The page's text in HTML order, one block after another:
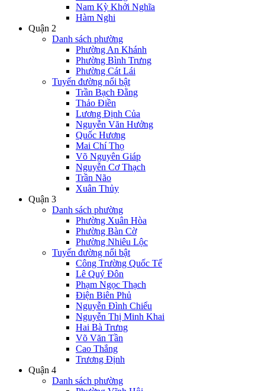
Nam Kỳ Khởi Nghĩa
Hàm Nghi
Quận 2
Danh sách phường
Phường An Khánh
Phường Bình Trưng
Phường Cát Lái
Tuyến đường nổi bật
Trần Bạch Đằng
Thảo Điền
Lương Định Của
Nguyễn Văn Hưởng
Quốc Hương
Mai Chí Thọ
Võ Nguyên Giáp
Nguyễn Cơ Thạch
Trần Não
Xuân Thủy
Quận 3
Danh sách phường
Phường Xuân Hòa
Phường Bàn Cờ
Phường Nhiêu Lộc
Tuyến đường nổi bật
Công Trường Quốc Tế
Lê Quý Đôn
Phạm Ngọc Thạch
Điện Biên Phủ
Nguyễn Đình Chiểu
Nguyễn Thị Minh Khai
Hai Bà Trưng
Võ Văn Tần
Cao Thắng
Trương Định
Quận 4
Danh sách phường